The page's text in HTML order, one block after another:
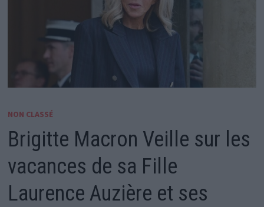
NON CLASSÉ
Brigitte Macron Veille sur les
vacances de sa Fille
Laurence Auzière et ses